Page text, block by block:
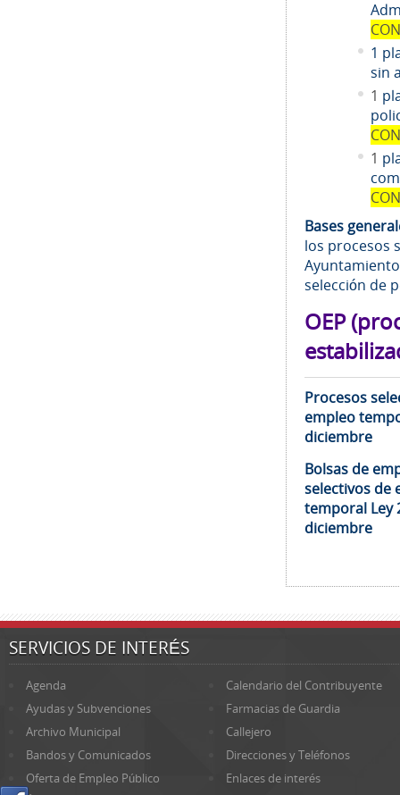
1
sin
1
1
Bases
los procesos
selección de
OEP
Procesos
empleo
diciembre
Bolsas de
selectivos de
temporal Ley
diciembre
SERVICIOS DE INTERÉS
Agenda
Calendario del Contribuyente
Ayudas y Subvenciones
Farmacias de Guardia
Archivo Municipal
Callejero
Bandos y Comunicados
Direcciones y Teléfonos
Oferta de Empleo Público
Enlaces de interés